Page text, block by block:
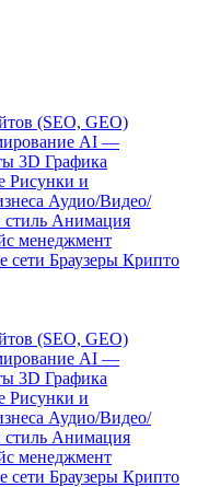
(SEO, GEO)
AI —
3D Графика
Рисунки и
Аудио/Видео/
Анимация
менеджмент
сети Браузеры Крипто
(SEO, GEO)
AI —
3D Графика
Рисунки и
Аудио/Видео/
Анимация
менеджмент
сети Браузеры Крипто